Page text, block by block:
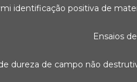
pmi identificação positiva de
ensaios
de dureza de campo não